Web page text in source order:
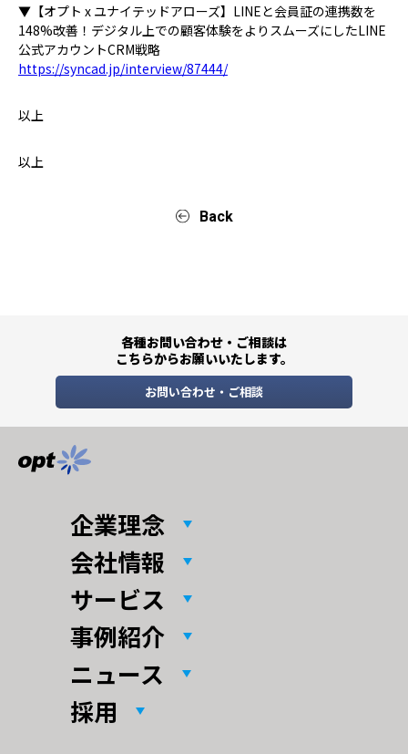
▼【オプト x ユナイテッドアローズ】LINEと会員証の連携数を
148%改善！デジタル上での顧客体験をよりスムーズにしたLINE
公式アカウントCRM戦略
https://syncad.jp/interview/87444/
以上
以上
Back
各種お問い合わせ・ご相談は
こちらからお願いいたします。
お問い合わせ・ご相談
企業理念
会社情報
サービス
事例紹介
ニュース
採用